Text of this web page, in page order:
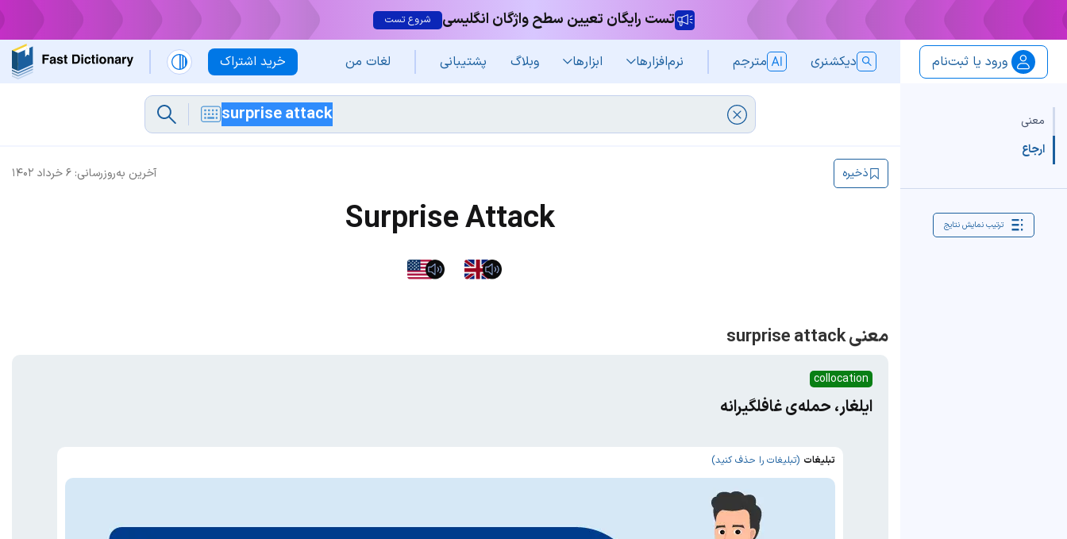
تست رایگان تعیین سطح واژگان انگلیسی شروع تست
خرید اشتراک ورود یا ثبت‌نام دیکشنری مترجم نرم‌افزار‌ها ابزارها وبلاگ پشتیبانی لغات من
معنی
ارجاع
ترتیب نمایش نتایج
آخرین به‌روزرسانی: ۶ خرداد ۱۴۰۲ ذخیره
Surprise Attack
معنی surprise attack
collocation
ایلغار، حمله‌ی غافلگیرانه
تبلیغات (تبلیغات را حذف کنید)